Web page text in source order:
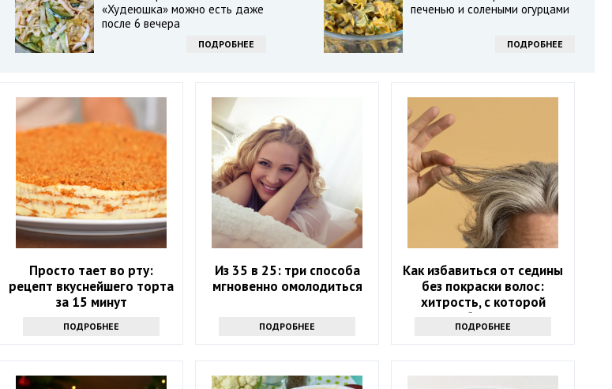
«Худеюшка» можно есть даже
после 6 вечера
ПОДРОБНЕЕ
печенью и солеными огурцами
ПОДРОБНЕЕ
Просто тает во рту:
рецепт вкуснейшего торта
за 15 минут
ПОДРОБНЕЕ
Из 35 в 25: три способа
мгновенно омолодиться
ПОДРОБНЕЕ
Как избавиться от седины
без покраски волос:
хитрость, с которой
должна быть знакома
каждая женщина
ПОДРОБНЕЕ